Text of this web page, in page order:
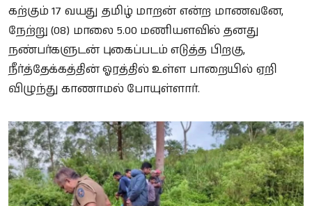
கற்கும் 17 வயது தமிழ் மாறன் என்ற மாணவனே,
நேற்று (08) மாலை 5.00 மணியளவில் தனது
நண்பர்களுடன் புகைப்படம் எடுத்த பிறகு,
நீர்த்தேக்கத்தின் ஓரத்தில் உள்ள பாறையில் ஏறி
விழுந்து காணாமல் போயுள்ளார்.